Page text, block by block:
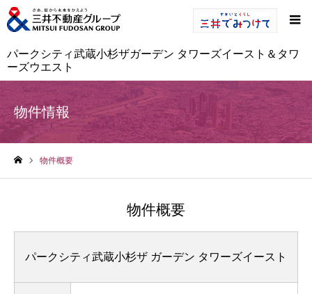
パークシティ武蔵小杉ザガーデン タワーズイースト＆タワ
ーズウエスト
物件情報
物件概要
物件概要
パークシティ武蔵小杉ザ ガーデン タワーズイースト